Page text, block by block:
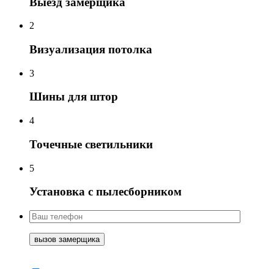
2
Визуализация потолка
3
Шины для штор
4
Точечные светильники
5
Установка с пылесборником